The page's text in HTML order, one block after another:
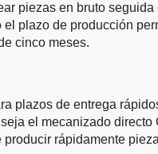
piezas en bruto
plazo de producción
cinco meses.
plazos de entrega
el mecanizado
rápidamente